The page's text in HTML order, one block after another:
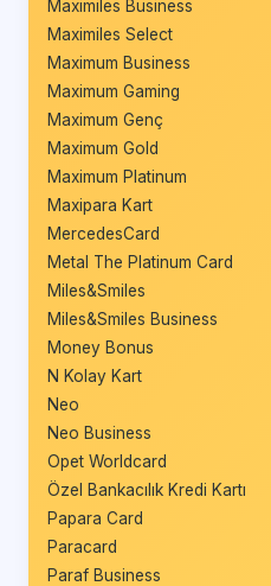
Maximiles Business
Maximiles Select
Maximum Business
Maximum Gaming
Maximum Genç
Maximum Gold
Maximum Platinum
Maxipara Kart
MercedesCard
Metal The Platinum Card
Miles&Smiles
Miles&Smiles Business
Money Bonus
N Kolay Kart
Neo
Neo Business
Opet Worldcard
Özel Bankacılık Kredi Kartı
Papara Card
Paracard
Paraf Business